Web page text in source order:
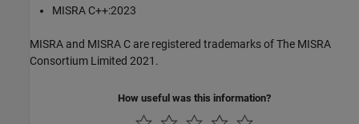
MISRA C++:2023
MISRA and MISRA C are registered trademarks of The MISRA
Consortium Limited 2021.
How useful was this information?